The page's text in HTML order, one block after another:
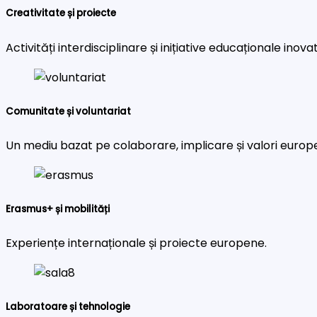
Creativitate și proiecte
Activități interdisciplinare și inițiative educaționale
Comunitate și voluntariat
Un mediu bazat pe colaborare, implicare și valori
Erasmus+ și mobilități
Experiențe internaționale și proiecte europene.
Laboratoare și tehnologie